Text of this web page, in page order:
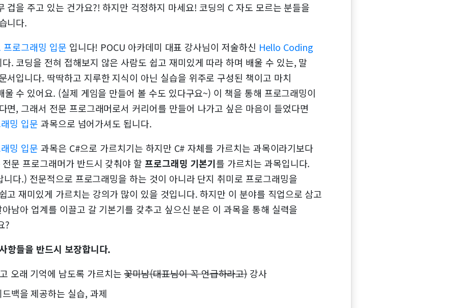
겁을 주고 있는 건가요?! 하지만 걱정하지 마세요! 코딩의 C 자도 모르는 분들을
니다.
로그래밍 입문 입니다! POCU 아카데미 대표 강사님이 저술하신 Hello Coding
. 코딩을 전혀 접해보지 않은 사람도 쉽고 재미있게 따라 하며 배울 수 있는, 말
서입니다. 딱딱하고 지루한 지식이 아닌 실습을 위주로 구성된 책이고 마치
울 수 있어요. (실제 게임을 만들어 볼 수도 있다구요~) 이 책을 통해 프로그래밍이
면, 그래서 전문 프로그래머로서 커리어를 만들어 나가고 싶은 마음이 들었다면
밍 입문 과목으로 넘어가셔도 됩니다.
밍 입문 과목은 C#으로 가르치기는 하지만 C# 자체를 가르치는 과목이라기보다
문 프로그래머가 반드시 갖춰야 할 프로그래밍 기본기를 가르치는 과목입니다.
니다.) 전문적으로 프로그래밍을 하는 것이 아니라 단지 취미로 프로그래밍을
고 재미있게 가르치는 강의가 많이 있을 것입니다. 하지만 이 분야를 직업으로 삼고
남아 업계를 이끌고 갈 기본기를 갖추고 싶으신 분은 이 과목을 통해 실력을
?
항들을 반드시 보장합니다.
오래 기억에 남도록 가르치는꽃미남(대표님이 꼭 언급하라고)강사
백을 제공하는 실습, 과제